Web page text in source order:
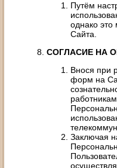
Путём
однако это
Сайта.
СОГЛАСИЕ НА
Внося при
форм на
Заключая